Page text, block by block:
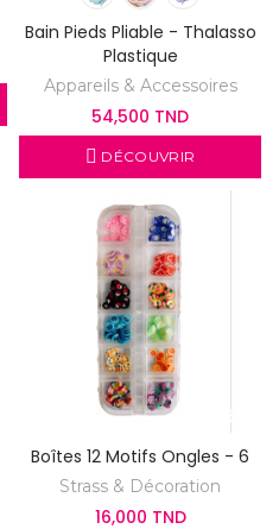
Bain Pieds Pliable - Thalasso
Plastique
Appareils & Accessoires
54,500 TND
DÉCOUVRIR
Boîtes 12 Motifs Ongles - 6
Strass & Décoration
16,000 TND